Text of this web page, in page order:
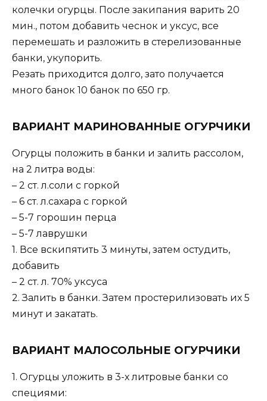
колечки огурцы. После закипания варить 20
мин., потом добавить чеснок и уксус, все
перемешать и разложить в стерелизованные
банки, укупорить.
Резать приходится долго, зато получается
много банок 10 банок по 650 гр.
ВАРИАНТ МАРИНОВАННЫЕ ОГУРЧИКИ
Огурцы положить в банки и залить рассолом,
на 2 литра воды:
– 2 ст. л.соли с горкой
– 6 ст. л.сахара с горкой
– 5-7 горошин перца
– 5-7 лаврушки
1. Все вскипятить 3 минуты, затем остудить,
добавить
– 2 ст. л. 70% уксуса
2. Залить в банки. Затем простерилизовать их 5
минут и закатать.
ВАРИАНТ МАЛОСОЛЬНЫЕ ОГУРЧИКИ
1. Огурцы уложить в 3-х литровые банки со
специями: